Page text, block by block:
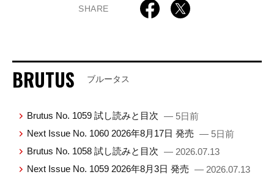
SHARE
BRUTUS ブルータス
Brutus No. 1059 試し読みと目次 — 5日前
Next Issue No. 1060 2026年8月17日 発売 — 5日前
Brutus No. 1058 試し読みと目次 — 2026.07.13
Next Issue No. 1059 2026年8月3日 発売 — 2026.07.13